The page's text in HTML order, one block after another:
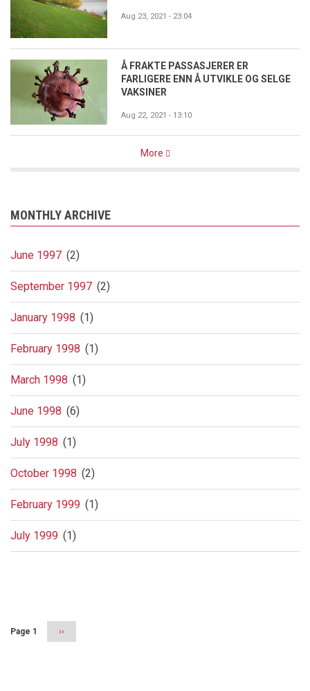
Aug 23, 2021 - 23:04
Å FRAKTE PASSASJERER ER
FARLIGERE ENN Å UTVIKLE OG SELGE
VAKSINER
Aug 22, 2021 - 13:10
More
MONTHLY ARCHIVE
June 1997 (2)
September 1997 (2)
January 1998 (1)
February 1998 (1)
March 1998 (1)
June 1998 (6)
July 1998 (1)
October 1998 (2)
February 1999 (1)
July 1999 (1)
Page 1
Next
››